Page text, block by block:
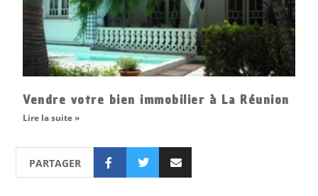
Vendre votre bien immobilier à La Réunion
Lire la suite »
PARTAGER